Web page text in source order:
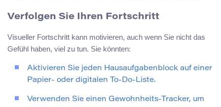
Verfolgen Sie Ihren Fortschritt
Visueller Fortschritt kann motivieren, auch wenn Sie nicht das
Gefühl haben, viel zu tun. Sie könnten:
Aktivieren Sie jeden Hausaufgabenblock auf einer
Papier- oder digitalen To-Do-Liste.
Verwenden Sie einen Gewohnheits-Tracker, um